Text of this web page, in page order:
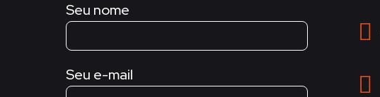
Seu nome
Seu e-mail